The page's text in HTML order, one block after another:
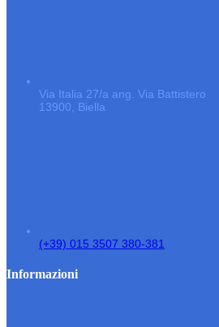
Via Italia 27/a ang. Via Battistero
13900, Biella
(+39) 015 3507 380-381
Informazioni